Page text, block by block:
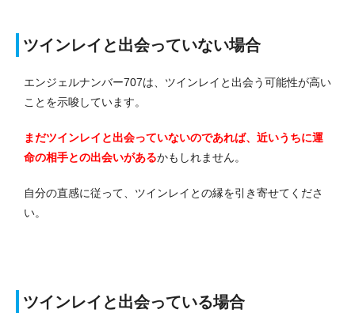
ツインレイと出会っていない場合
エンジェルナンバー707は、ツインレイと出会う可能性が高い
ことを示唆しています。
まだツインレイと出会っていないのであれば、近いうちに運
命の相手との出会いがあるかもしれません。
自分の直感に従って、ツインレイとの縁を引き寄せてくださ
い。
ツインレイと出会っている場合